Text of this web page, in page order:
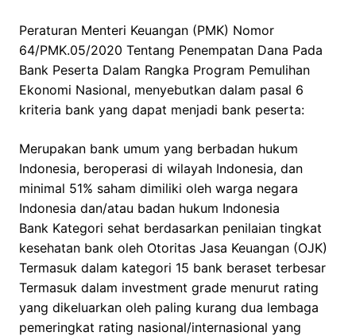
Peraturan Menteri Keuangan (PMK) Nomor
64/PMK.05/2020 Tentang Penempatan Dana Pada
Bank Peserta Dalam Rangka Program Pemulihan
Ekonomi Nasional, menyebutkan dalam pasal 6
kriteria bank yang dapat menjadi bank peserta:
Merupakan bank umum yang berbadan hukum
Indonesia, beroperasi di wilayah Indonesia, dan
minimal 51% saham dimiliki oleh warga negara
Indonesia dan/atau badan hukum Indonesia
Bank Kategori sehat berdasarkan penilaian tingkat
kesehatan bank oleh Otoritas Jasa Keuangan (OJK)
Termasuk dalam kategori 15 bank beraset terbesar
Termasuk dalam investment grade menurut rating
yang dikeluarkan oleh paling kurang dua lembaga
pemeringkat rating nasional/internasional yang